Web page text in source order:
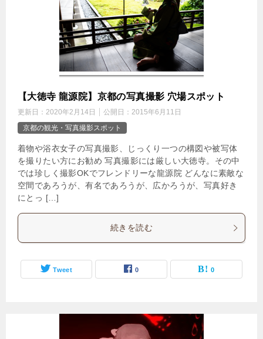
【大徳寺 龍源院】京都の写真撮影 穴場スポット
更新日： 2020年2月14日 公開日： 2015年6月11日
京都の観光・写真撮影スポット
着物や浴衣女子の写真撮影、じっくり一つの構図や被写体
を撮りたい方にお勧め 写真撮影には厳しい大徳寺。その中
では珍しく撮影OKでフレンドリーな龍源院 どんなに素敵な
空間であろうが、有名であろうが、広かろうが、写真好き
にとっ […]
続きを読む
Tweet 0 0